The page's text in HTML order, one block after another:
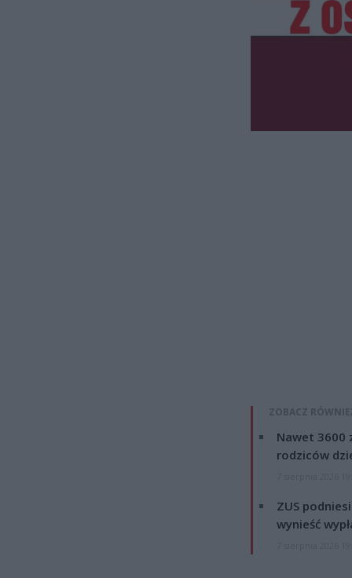
ZOBACZ
Nawet 3600
rodziców
ZUS
wynieść